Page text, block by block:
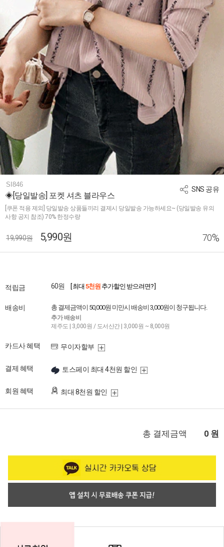
SNS 공유
SI846
◈[당일발송] 포켓 셔츠 블라우스
[쿠폰 적용 제외] 당일발송 상품들끼리 결제시 당일발송 가능하세요~ (당일발송 유의
사항 공지 참조) 70% 한정수량
19,990원 5,990원 70%
적립금 60원 [ 최대 5천원 추가할인 받으려면? ]
배송비 총 결제금액이 50,000원 미만시 배송비 3,000원이 청구됩니다.
추가 배송비
제주도 | 3,000원 / 도서산간 | 3,000원 ~ 8,000원
카드사 혜택 무이자할부
결제 혜택 토스페이 최대 4천원 할인
회원 혜택 최대 8천원 할인
총 결제금액 0 원